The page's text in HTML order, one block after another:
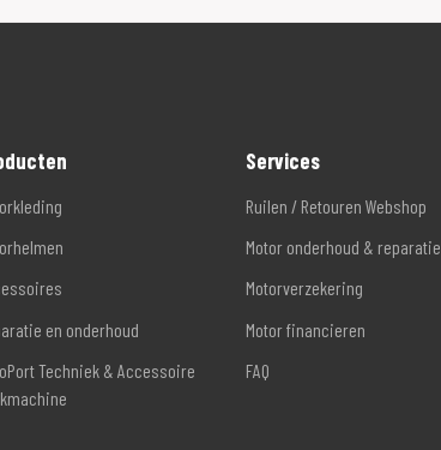
en onderhoud
Techniek & Accessoire
Services
Ruilen / Retouren Webshop
Motor onderhoud & reparatie
Motorverzekering
Motor financieren
FAQ